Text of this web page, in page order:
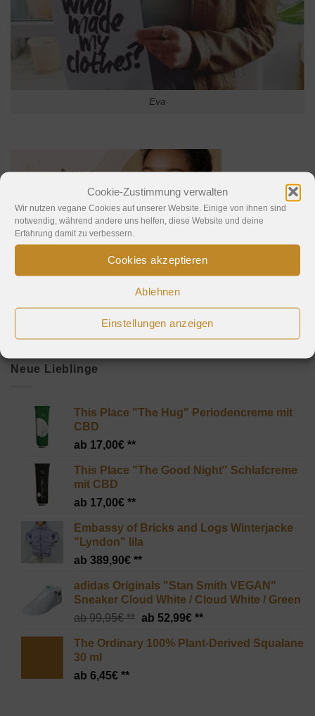
Cookie-Zustimmung verwalten
Wir nutzen vegane Cookies auf unserer Website. Einige von ihnen sind
notwendig, während andere uns helfen, diese Website und deine
Erfahrung damit zu verbessern.
Cookies akzeptieren
Ablehnen
Einstellungen anzeigen
Eva
Neue Lieblinge
This Place "The Hug" Periodencreme mit
CBD
17,00€
This Place "The Good Night" Schlafcreme
mit CBD
17,00€
Embassy of Bricks and Logs Winterjacke
"Lyndon" lila
389,90€
adidas Originals "Stan Smith VEGAN"
Sneaker Cloud White / Cloud White / Green
99,95€
Ursprünglicher
war:
52,99€
Aktueller
ist:
The Ordinary 100% Plant-Derived Squalane
30 ml
6,45€